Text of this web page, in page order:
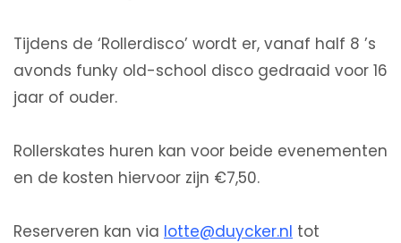
Tijdens de ‘Rollerdisco’ wordt er, vanaf half 8 ’s
avonds funky old-school disco gedraaid voor 16
jaar of ouder.
Rollerskates huren kan voor beide evenementen
en de kosten hiervoor zijn €7,50.
Reserveren kan via lotte@duycker.nl tot